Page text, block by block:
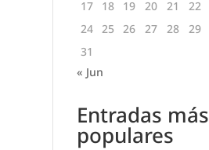
17
18 19 20 21 22
24 25 26 27 28 29
31
« Jun
Entradas más
populares